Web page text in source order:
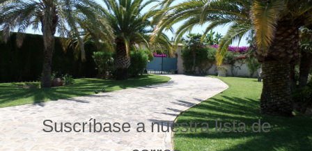
Suscríbase a nuestra lista de